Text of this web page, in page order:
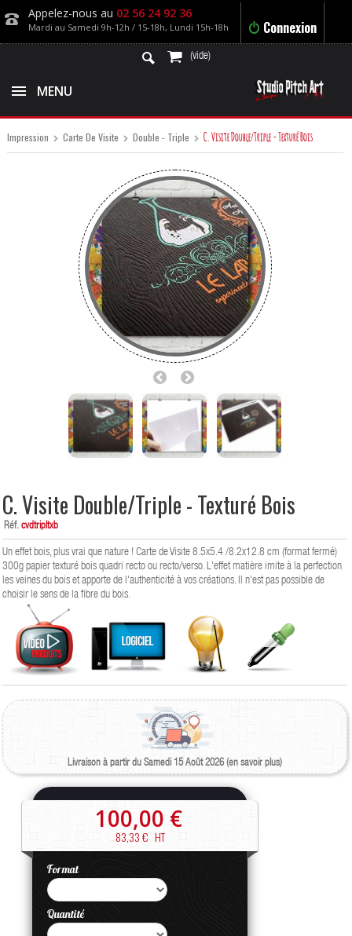
Connexion
Appelez-nous au 02 56 24 92 36
Mardi au Samedi 9h-12h / 15-18h, Lundi 15h-18h
(vide)
MENU
Impression Carte De Visite Double - Triple C. Visite Double/Triple - Texturé Bois
C. Visite Double/Triple - Texturé Bois
Réf. cvdtripltxb
Un effet bois, plus vrai que nature ! Carte de Visite 8.5x5.4 /8.2x12.8 cm (format fermé)
300g papier texturé bois quadri recto ou recto/verso. L'effet matière imite à la perfection
les veines du bois et apporte de l'authenticité à vos créations. Il n'est pas possible de
choisir le sens de la fibre du bois.
Livraison à partir du Samedi 15 Août 2026 (en savoir plus)
100,00 €
83,33 €HT
Format
Quantité